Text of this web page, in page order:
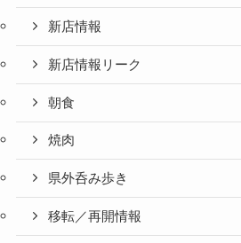
新店情報
新店情報リーク
朝食
焼肉
県外呑み歩き
移転／再開情報